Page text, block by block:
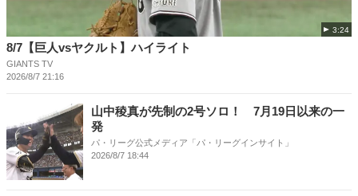
3:24
8/7【巨人vsヤクルト】ハイライト
GIANTS TV
2026/8/7 21:16
山中稜真が先制の2号ソロ！ 7月19日以来の一
発
パ・リーグ公式メディア「パ・リーグインサイト」
2026/8/7 18:44